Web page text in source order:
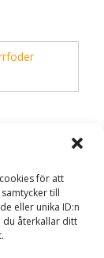
för att
till
eller unika ID:n
du återkallar ditt